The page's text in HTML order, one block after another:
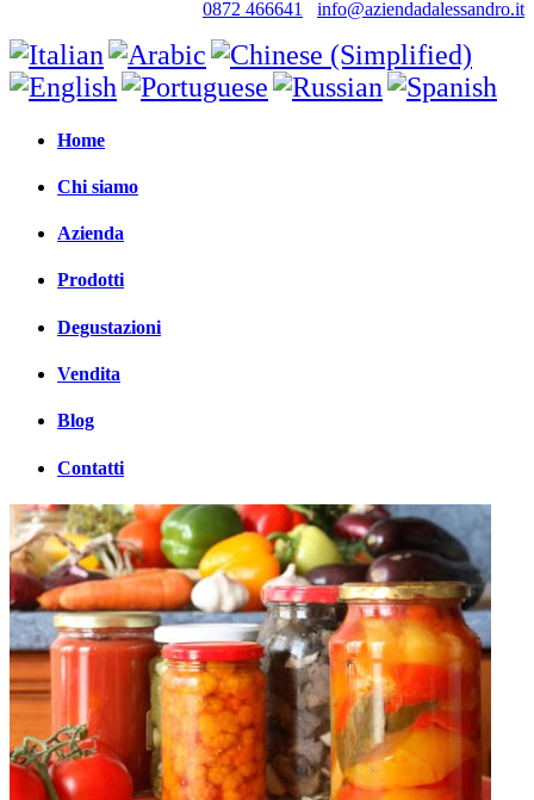
0872 466641 info@aziendadalessandro.it
Home
Chi siamo
Azienda
Prodotti
Degustazioni
Vendita
Blog
Contatti